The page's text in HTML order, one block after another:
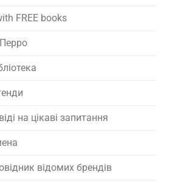
FREE books
на цікаві запитання
відомих брендів